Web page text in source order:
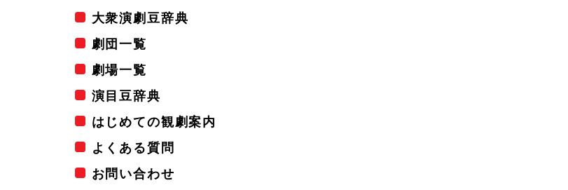
大衆演劇豆辞典
劇団一覧
劇場一覧
演目豆辞典
はじめての観劇案内
よくある質問
お問い合わせ